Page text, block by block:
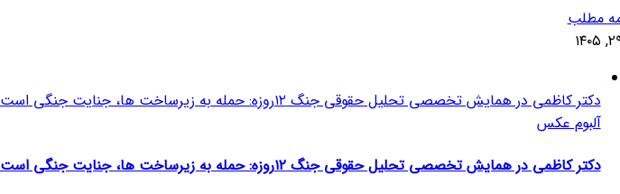
مطلب
دکتر کاظمی در همایش تخصصی تحلیل حقوقی جنگ ۱۲روزه: حمله به زیرساخت ها، جنایت جنگی است
آلبوم عکس
دکتر کاظمی در همایش تخصصی تحلیل حقوقی جنگ ۱۲روزه: حمله به زیرساخت ها، جنایت جنگی است